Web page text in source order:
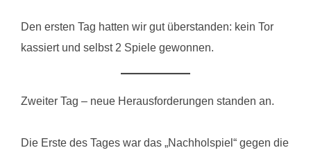
Den ersten Tag hatten wir gut überstanden: kein Tor
kassiert und selbst 2 Spiele gewonnen.
Zweiter Tag – neue Herausforderungen standen an.
Die Erste des Tages war das „Nachholspiel“ gegen die